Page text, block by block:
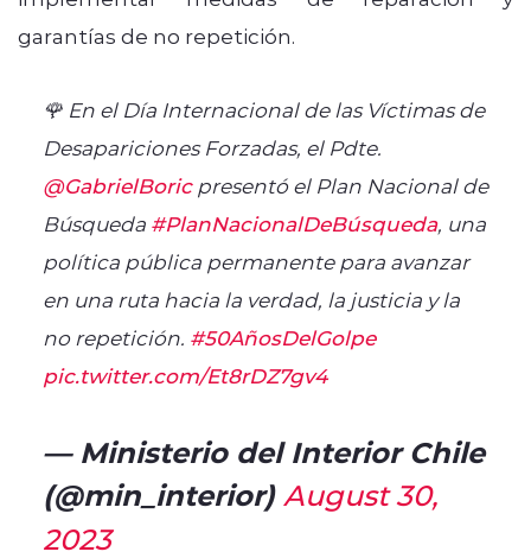
garantías de no repetición.
🌹 En el Día Internacional de las Víctimas de
Desapariciones Forzadas, el Pdte.
@GabrielBoricpresentó el Plan Nacional de
Búsqueda #PlanNacionalDeBúsqueda, una
política pública permanente para avanzar
en una ruta hacia la verdad, la justicia y la
no repetición. #50AñosDelGolpe
pic.twitter.com/Et8rDZ7gv4
— Ministerio del Interior Chile
(@min_interior) August 30,
2023